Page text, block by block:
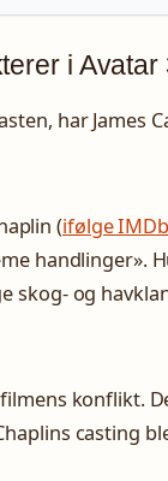
i Avatar
har James
(ifølge IMDb
handlinger».
skog- og
konflikt.
casting